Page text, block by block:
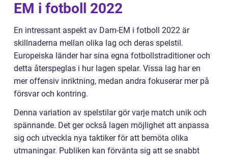
EM i fotboll 2022
En intressant aspekt av Dam-EM i fotboll 2022 är
skillnaderna mellan olika lag och deras spelstil.
Europeiska länder har sina egna fotbollstraditioner och
detta återspeglas i hur lagen spelar. Vissa lag har en
mer offensiv inriktning, medan andra fokuserar mer på
försvar och kontring.
Denna variation av spelstilar gör varje match unik och
spännande. Det ger också lagen möjlighet att anpassa
sig och utveckla nya taktiker för att bemöta olika
utmaningar. Publiken kan förvänta sig att se snabbt